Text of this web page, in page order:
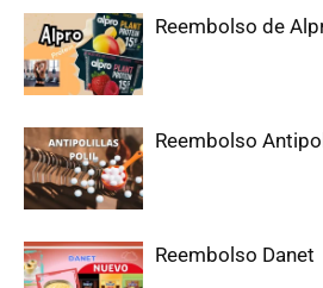
Reembolso de
Reembolso
Reembolso Danet